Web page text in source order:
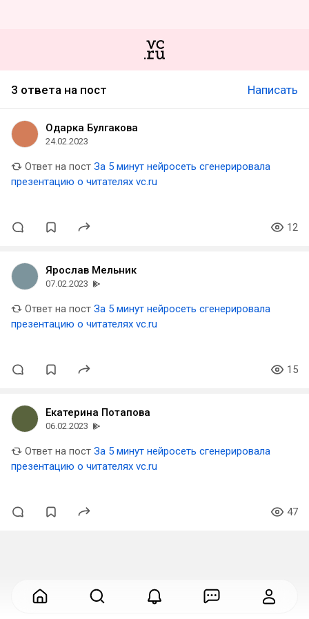
3 ответа на пост Написать
Одарка Булгакова
24.02.2023
Ответ на пост За 5 минут нейросеть сгенерировала
презентацию о читателях vc.ru
12
Ярослав Мельник
07.02.2023
Ответ на пост За 5 минут нейросеть сгенерировала
презентацию о читателях vc.ru
15
Екатерина Потапова
06.02.2023
Ответ на пост За 5 минут нейросеть сгенерировала
презентацию о читателях vc.ru
47